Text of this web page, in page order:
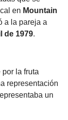
en Mountain
a la pareja a
de 1979.
la fruta
representación
un